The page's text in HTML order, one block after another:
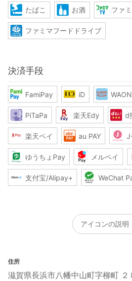
たばこ お酒 ファ
ファミマフードドライブ
決済手段
FamiPay iD WAON
PiTaPa 楽天Edy d
楽天ペイ au PAY
ゆうちょPay メルペイ
支付宝/Alipay+ WeChat
アイコンの説明
住所
滋賀県長浜市八幡中山町字柳町 ２